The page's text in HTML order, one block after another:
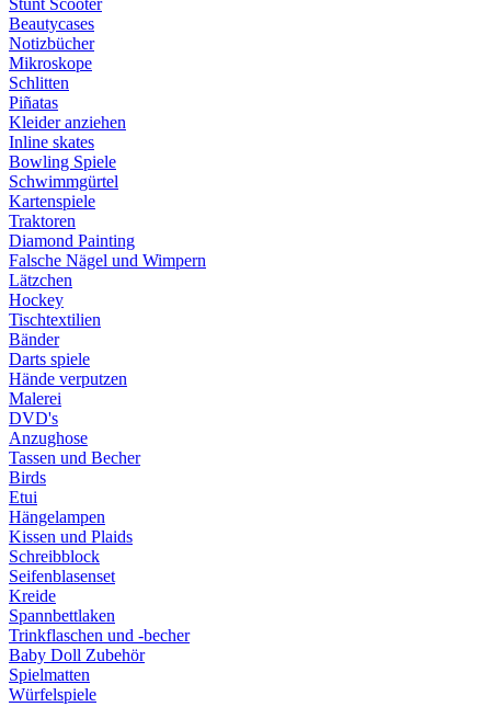
Stunt Scooter
Beautycases
Notizbücher
Mikroskope
Schlitten
Piñatas
Kleider anziehen
Inline skates
Bowling Spiele
Schwimmgürtel
Kartenspiele
Traktoren
Diamond Painting
Falsche Nägel und Wimpern
Lätzchen
Hockey
Tischtextilien
Bänder
Darts spiele
Hände verputzen
Malerei
DVD's
Anzughose
Tassen und Becher
Birds
Etui
Hängelampen
Kissen und Plaids
Schreibblock
Seifenblasenset
Kreide
Spannbettlaken
Trinkflaschen und -becher
Baby Doll Zubehör
Spielmatten
Würfelspiele